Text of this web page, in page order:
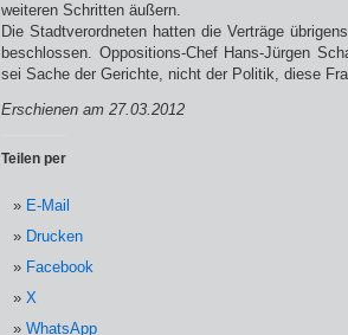
weiteren Schritten äußern.
Die Stadtverordneten hatten die Verträge
beschlossen. Oppositions-Chef Hans-Jürgen
sei Sache der Gerichte, nicht der Politik, diese
Erschienen am 27.03.2012
Teilen per
E-Mail
Drucken
Facebook
X
WhatsApp